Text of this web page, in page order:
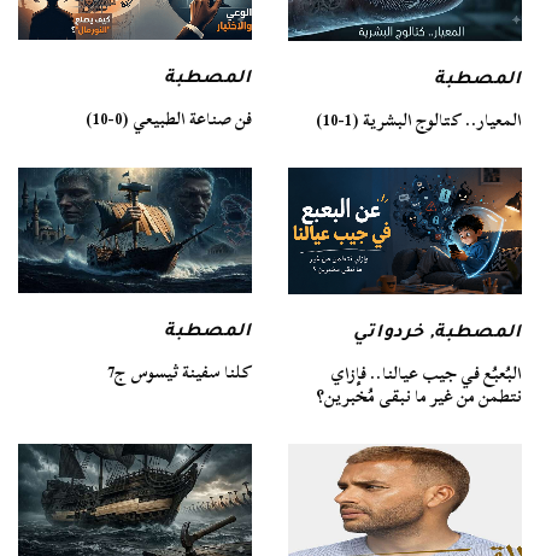
المصطبة
المعيار.. كتالوج البشرية (1-10)
المصطبة
فن صناعة الطبيعي (0-10)
المصطبة,خردواتي
البُعبُع في جيب عيالنا.. فإزاي
نتطمن من غير ما نبقى مُخبرين؟
المصطبة
كلنا سفينة ثيسوس ج7